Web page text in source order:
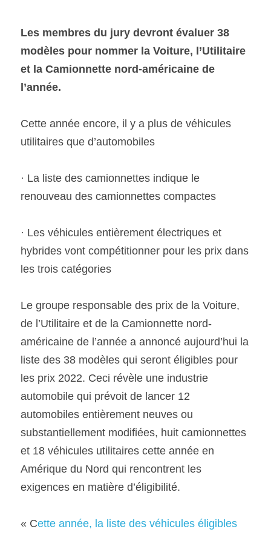
SOUMISSION RAPIDE
ASSURANCE
Les membres du jury devront évaluer 38
modèles pour nommer la Voiture, l’Utilitaire
et la Camionnette nord-américaine de
l’année.
Cette année encore, il y a plus de véhicules
utilitaires que d’automobiles
· La liste des camionnettes indique le
renouveau des camionnettes compactes
· Les véhicules entièrement électriques et
hybrides vont compétitionner pour les prix dans
les trois catégories
Le groupe responsable des prix de la Voiture,
de l’Utilitaire et de la Camionnette nord-
américaine de l’année a annoncé aujourd’hui la
liste des 38 modèles qui seront éligibles pour
les prix 2022. Ceci révèle une industrie
automobile qui prévoit de lancer 12
automobiles entièrement neuves ou
substantiellement modifiées, huit camionnettes
et 18 véhicules utilitaires cette année en
Amérique du Nord qui rencontrent les
exigences en matière d’éligibilité.
« Cette année, la liste des véhicules éligibles